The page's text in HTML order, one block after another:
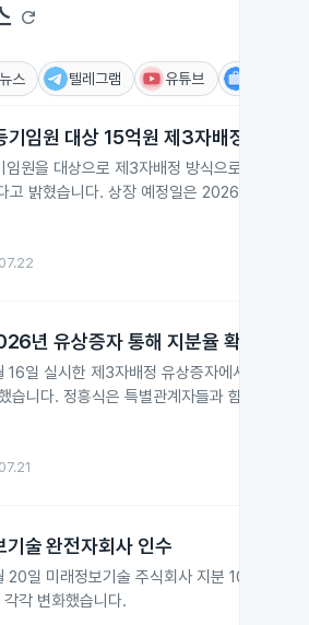
refresh
뉴스 텔레그램 유튜브
기임원 대상 15억원 제3자배정 유상증
임원을 대상으로 제3자배정 방식으로 보통
고 밝혔습니다. 상장 예정일은 2026년 7월
년 유상증자 통해 지분율 확대
16일 실시한 제3자배정 유상증자에서 정흥
니다. 정흥식은 특별관계자들과 함께 참여
술 완전자회사 인수
일 미래정보기술 주식회사 지분 100%에
각 변화했습니다.